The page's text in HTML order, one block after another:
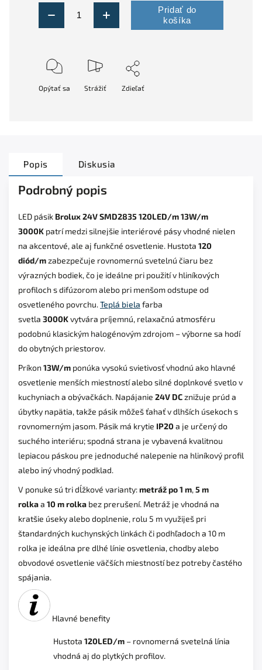
Pridať do
košíka
Opýtať sa Strážiť Zdieľať
Popis Diskusia
Podrobný popis
LED pásik Brolux 24V SMD2835 120LED/m 13W/m
3000K patrí medzi silnejšie interiérové pásy vhodné nielen
na akcentové, ale aj funkčné osvetlenie. Hustota 120
diód/mzabezpečuje rovnomernú svetelnú čiaru bez
výrazných bodiek, čo je ideálne pri použití v hliníkových
profiloch s difúzorom alebo pri menšom odstupe od
osvetleného povrchu.Teplá biela farba
svetla 3000Kvytvára príjemnú, relaxačnú atmosféru
podobnú klasickým halogénovým zdrojom – výborne sa hodí
do obytných priestorov.
Príkon 13W/m ponúka vysokú svietivosť vhodnú ako hlavné
osvetlenie menších miestností alebo silné doplnkové svetlo v
kuchyniach a obývačkách. Napájanie 24V DCznižuje prúd a
úbytky napätia, takže pásik môžeš ťahať v dlhších úsekoch s
rovnomerným jasom. Pásik má krytie IP20a je určený do
suchého interiéru; spodná strana je vybavená kvalitnou
lepiacou páskou pre jednoduché nalepenie na hliníkový profil
alebo iný vhodný podklad.
V ponuke sú tri dĺžkové varianty:metráž po 1 m,5 m
rolkaa 10 m rolka bez prerušení. Metráž je vhodná na
kratšie úseky alebo doplnenie, rolu 5 m využiješ pri
štandardných kuchynských linkách či podhľadoch a 10 m
rolka je ideálna pre dlhé línie osvetlenia, chodby alebo
obvodové osvetlenie väčších miestností bez potreby častého
spájania.
Hlavné benefity
Hustota 120LED/m – rovnomerná svetelná línia
vhodná aj do plytkých profilov.